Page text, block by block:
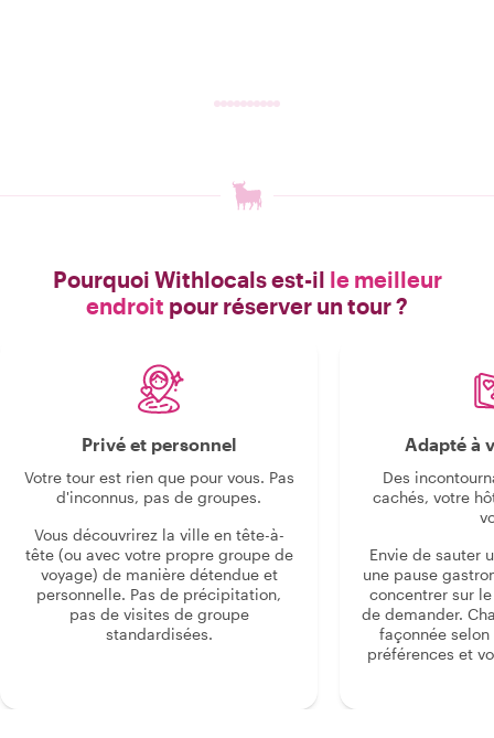
Pourquoi Withlocals est-il le meilleur
endroit pour réserver un tour ?
Privé et personnel
Votre tour est rien que pour vous. Pas
d'inconnus, pas de groupes.
Vous découvrirez la ville en tête-à-
tête (ou avec votre propre groupe de
voyage) de manière détendue et
personnelle. Pas de précipitation,
pas de visites de groupe
standardisées.
Adapté à
Des
cachés, votre
Envie de sauter
une pause
concentrer sur
de demander.
façonnée
préférences et